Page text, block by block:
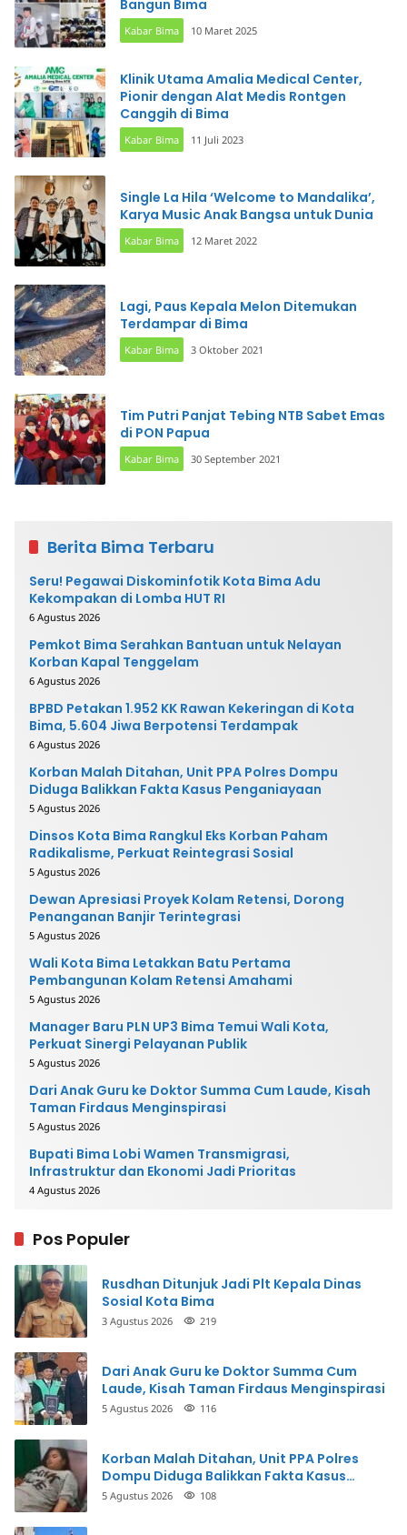
Bangun Bima
Kabar Bima 10 Maret 2025
Klinik Utama Amalia Medical Center,
Pionir dengan Alat Medis Rontgen
Canggih di Bima
Kabar Bima 11 Juli 2023
Single La Hila ‘Welcome to Mandalika’,
Karya Music Anak Bangsa untuk Dunia
Kabar Bima 12 Maret 2022
Lagi, Paus Kepala Melon Ditemukan
Terdampar di Bima
Kabar Bima 3 Oktober 2021
Tim Putri Panjat Tebing NTB Sabet Emas
di PON Papua
Kabar Bima 30 September 2021
Berita Bima Terbaru
Seru! Pegawai Diskominfotik Kota Bima Adu
Kekompakan di Lomba HUT RI
6 Agustus 2026
Pemkot Bima Serahkan Bantuan untuk Nelayan
Korban Kapal Tenggelam
6 Agustus 2026
BPBD Petakan 1.952 KK Rawan Kekeringan di Kota
Bima, 5.604 Jiwa Berpotensi Terdampak
6 Agustus 2026
Korban Malah Ditahan, Unit PPA Polres Dompu
Diduga Balikkan Fakta Kasus Penganiayaan
5 Agustus 2026
Dinsos Kota Bima Rangkul Eks Korban Paham
Radikalisme, Perkuat Reintegrasi Sosial
5 Agustus 2026
Dewan Apresiasi Proyek Kolam Retensi, Dorong
Penanganan Banjir Terintegrasi
5 Agustus 2026
Wali Kota Bima Letakkan Batu Pertama
Pembangunan Kolam Retensi Amahami
5 Agustus 2026
Manager Baru PLN UP3 Bima Temui Wali Kota,
Perkuat Sinergi Pelayanan Publik
5 Agustus 2026
Dari Anak Guru ke Doktor Summa Cum Laude, Kisah
Taman Firdaus Menginspirasi
5 Agustus 2026
Bupati Bima Lobi Wamen Transmigrasi,
Infrastruktur dan Ekonomi Jadi Prioritas
4 Agustus 2026
Pos Populer
Rusdhan Ditunjuk Jadi Plt Kepala Dinas
Sosial Kota Bima
3 Agustus 2026 219
Dari Anak Guru ke Doktor Summa Cum
Laude, Kisah Taman Firdaus Menginspirasi
5 Agustus 2026 116
Korban Malah Ditahan, Unit PPA Polres
Dompu Diduga Balikkan Fakta Kasus
Penganiayaan
5 Agustus 2026 108